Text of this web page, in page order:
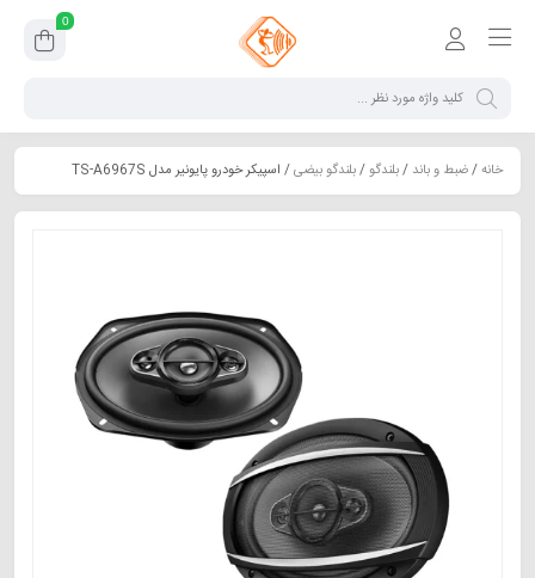
0
خانه/ضبط و باند /بلندگو/بلندگو بیضی/ اسپیکر خودرو پایونیر مدل TS-A6967S